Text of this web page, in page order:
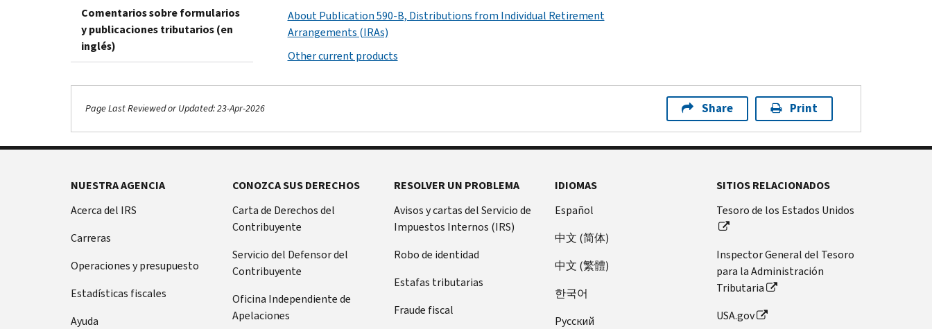
Comentarios sobre formularios
y publicaciones tributarios (en
inglés)
About Publication 590-B, Distributions from Individual Retirement
Arrangements (IRAs)
Other current products
Page Last Reviewed or Updated: 23-Apr-2026 Share Print
NUESTRA AGENCIA
Acerca del IRS
Carreras
Operaciones y presupuesto
Estadísticas fiscales
Ayuda
CONOZCA SUS DERECHOS
Carta de Derechos del
Contribuyente
Servicio del Defensor del
Contribuyente
Oficina Independiente de
Apelaciones
RESOLVER UN PROBLEMA
Avisos y cartas del Servicio de
Impuestos Internos (IRS)
Robo de identidad
Estafas tributarias
Fraude fiscal
IDIOMAS
Español
中文 (简体)
中文 (繁體)
한국어
Pусский
SITIOS RELACIONADOS
Tesoro de los Estados Unidos
Inspector General del Tesoro
para la Administración
Tributaria
USA.gov